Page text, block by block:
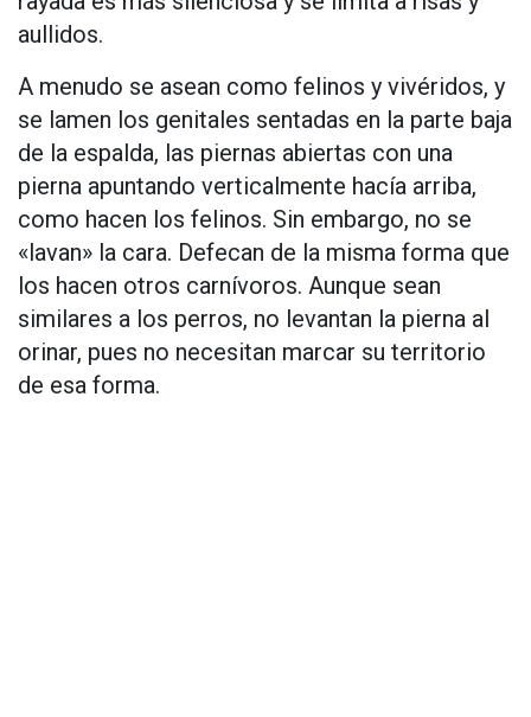
aullidos.
A menudo se asean como felinos y vivéridos, y
se lamen los genitales sentadas en la parte baja
de la espalda, las piernas abiertas con una
pierna apuntando verticalmente hacía arriba,
como hacen los felinos. Sin embargo, no se
«lavan» la cara. Defecan de la misma forma que
los hacen otros carnívoros. Aunque sean
similares a los perros, no levantan la pierna al
orinar, pues no necesitan marcar su territorio
de esa forma.